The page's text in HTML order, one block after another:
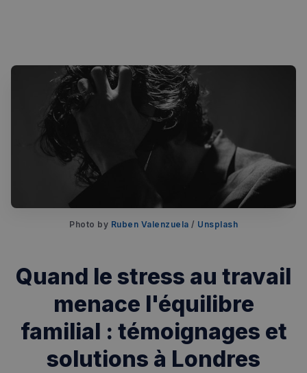
Photo by Ruben Valenzuela / Unsplash
Quand le stress au travail
menace l'équilibre
familial : témoignages et
solutions à Londres